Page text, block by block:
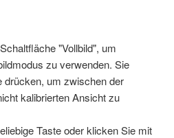
"Vollbild", um
zu verwenden. Sie
drücken, um zwischen der
kalibrierten Ansicht zu
Taste oder klicken Sie mit